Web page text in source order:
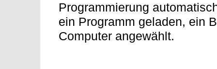
Programmierung
ein Programm geladen, ein
Computer angewählt.